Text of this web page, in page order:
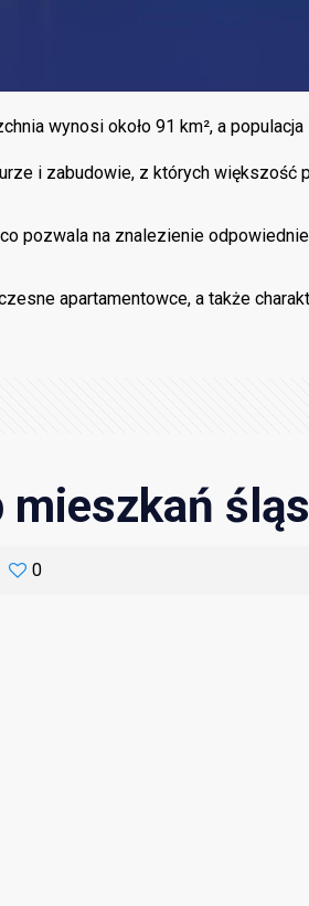
wynosi około 91 km², a
i zabudowie, z których większość
pozwala na znalezienie
apartamentowce, a także
mieszkań
0